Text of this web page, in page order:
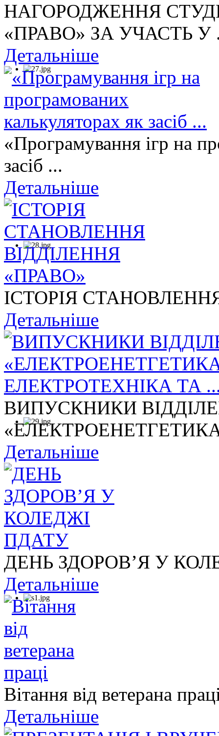
НАГОРОДЖЕННЯ
«ПРАВО» ЗА УЧАСТЬ У
Детальніше
«Програмування ігр на
засіб ...
Детальніше
ІСТОРІЯ
Детальніше
ВИПУСКНИКИ
Детальніше
ДЕНЬ ЗДОРОВ’Я У
Детальніше
Вітання від ветерана
Детальніше